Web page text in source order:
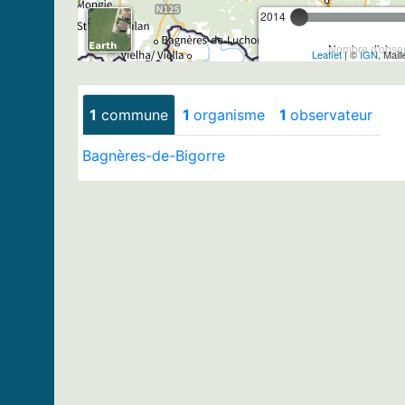
2014
Nombre
Leaflet| ©IGN,
1 commune 1 organisme 1 observateur
Bagnères-de-Bigorre